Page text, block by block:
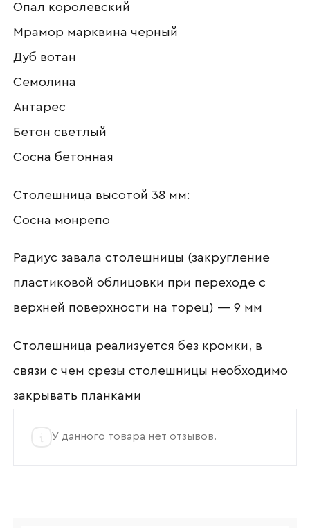
Опал королевский
Мрамор марквина черный
Дуб вотан
Семолина
Антарес
Бетон светлый
Сосна бетонная
Столешница высотой 38 мм:
Сосна монрепо
Радиус завала столешницы (закругление
пластиковой облицовки при переходе с
верхней поверхности на торец) — 9 мм
Столешница реализуется без кромки, в
связи с чем срезы столешницы необходимо
закрывать планками
У данного товара нет отзывов.
Ваш email
Номер телефона
Прикрепите логотип
Отправить
политикой конфиденциальности
и обработкой данных.